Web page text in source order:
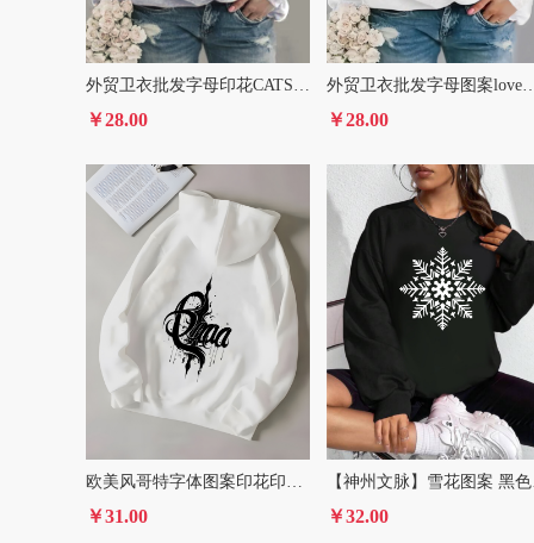
外贸卫衣批发字母印花CATS灰色圆领卫衣男女款
￥28.00
外贸卫衣批发字母图
￥28.00
欧美风哥特字体图案印花印花连帽衫长袖抽绳连帽卫衣女装
￥31.00
【
￥32.00